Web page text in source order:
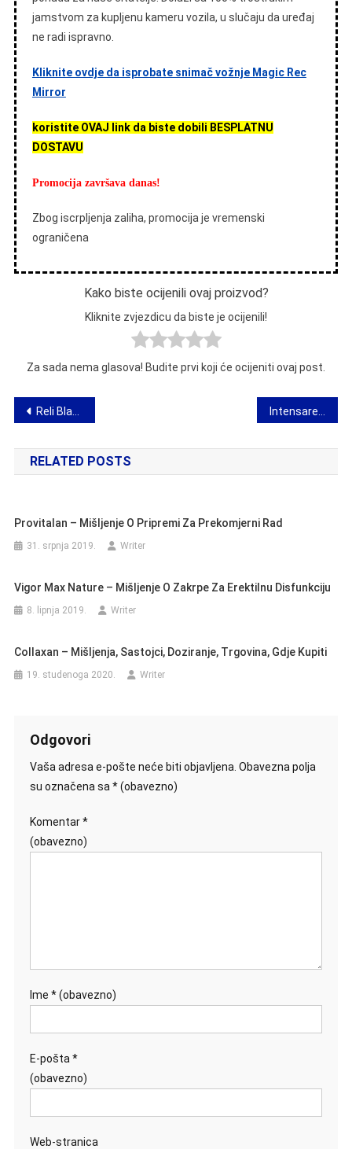
jamstvom za kupljenu kameru vozila, u slučaju da uređaj
ne radi ispravno.
Kliknite ovdje da isprobate snimač vožnje Magic Rec
Mirror
koristite OVAJ link da biste dobili BESPLATNU
DOSTAVU
Promocija završava danas!
Zbog iscrpljenja zaliha, promocija je vremenski
ograničena
Kako biste ocijenili ovaj proizvod?
Kliknite zvjezdicu da biste je ocijenili!
Za sada nema glasova! Budite prvi koji će ocijeniti ovaj post.
Navigacija
objava
Reli Blaston – tablete za krvožilni sustav i prohodnost vena
RELATED POSTS
Provitalan – Mišljenje O Pripremi Za Prekomjerni Rad
31. srpnja 2019. Writer
Vigor Max Nature – Mišljenje O Zakrpe Za Erektilnu Disfunkciju
8. lipnja 2019. Writer
Collaxan – Mišljenja, Sastojci, Doziranje, Trgovina, Gdje Kupiti
19. studenoga 2020. Writer
Odgovori
Vaša adresa e-pošte neće biti objavljena. Obavezna polja
su označena sa * (obavezno)
Komentar*
(obavezno)
Ime * (obavezno)
E-pošta *
(obavezno)
Web-stranica